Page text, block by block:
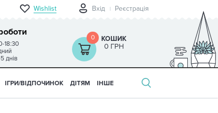
Wishlist Вхід Реєстрація
18:30
днів
0 КОШИК
0 ГРН
ІГРИ/ВІДПОЧИНОК ДІТЯМ ІНШЕ